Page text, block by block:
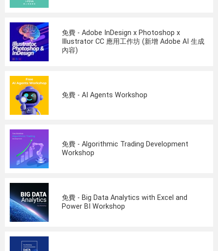
免費 - Adobe InDesign x Photoshop x
Illustrator CC 應用工作坊 (新增 Adobe AI 生成
內容)
免費 - AI Agents Workshop
免費 - Algorithmic Trading Development
Workshop
免費 - Big Data Analytics with Excel and
Power BI Workshop